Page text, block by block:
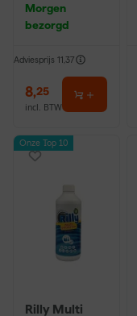
10 (2cm)
Morgen
bezorgd
Adviesprijs 11,37
8,25
incl. BTW
Onze Top 10
Rilly Multi